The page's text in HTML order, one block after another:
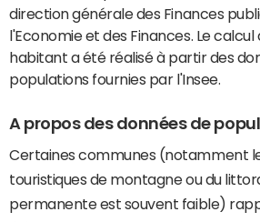
direction générale des Finances
l'Economie et des Finances. Le
habitant a été réalisé à partir des
populations fournies par l'Insee.
A propos des données de
Certaines communes (notamment
touristiques de montagne ou du
permanente est souvent faible)